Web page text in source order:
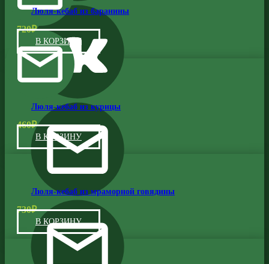
Люля-кебаб из баранины
720₽
В КОРЗИНУ
Люля-кебаб из курицы
460₽
В КОРЗИНУ
Люля-кебаб из мраморной говядины
730₽
В КОРЗИНУ